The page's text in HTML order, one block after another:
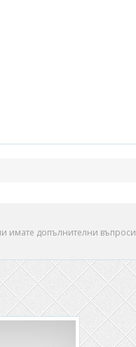
имате допълнителни въпроси